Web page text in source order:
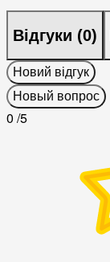
Відгуки (0)
Новий відгук
Новый вопрос
0 /5